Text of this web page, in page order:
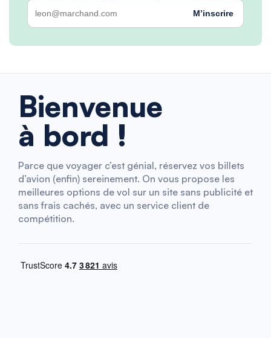
M’inscrire
Bienvenue
à bord !
Parce que voyager c’est génial, réservez vos billets
d’avion (enfin) sereinement. On vous propose les
meilleures options de vol sur un site sans publicité et
sans frais cachés, avec un service client de
compétition.